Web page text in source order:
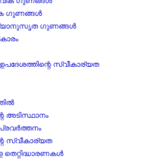
ഗുണങ്ങൾ
ഗുണങ്ങൾ
സ്വീകാര്യത
അടിസ്ഥാനം
പ്രവർത്തനം
സ്വീകാര്യത
തെറ്റിദ്ധാരണകൾ